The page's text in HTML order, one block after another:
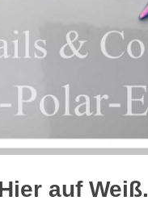
auf Weiß.